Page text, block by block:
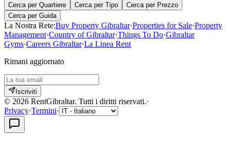
Cerca per Quartiere Cerca per Tipo
Cerca per Prezzo
Cerca per Guida
La Nostra Rete:Buy Property Gibraltar·Properties for Sale·Property
Management·Country of Gibraltar·Things To Do·Gibraltar
Gyms·Careers Gibraltar·La Linea Rent
Rimani aggiornato
Iscriviti
© 2026 RentGibraltar. Tutti i diritti riservati.·
Privacy·Termini·